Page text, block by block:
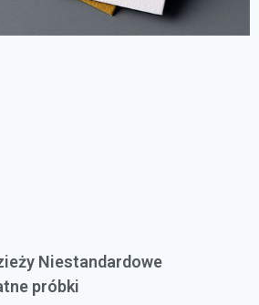
Niestandardowe
próbki